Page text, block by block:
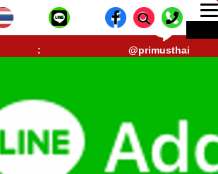
: 02-693-7005 (40 คู่สาย)
lD-
@primusthai